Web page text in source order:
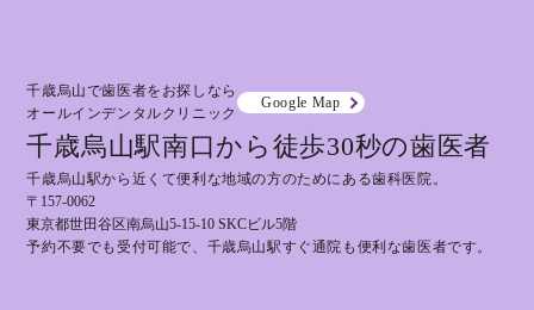
千歳烏山で歯医者をお探しなら
オールインデンタルクリニック
Google Map
千歳烏山駅南口から徒歩30秒の歯医者
千歳烏山駅から近くて便利な地域の方のためにある歯科医院。
〒157-0062
東京都世田谷区南烏山5-15-10 SKCビル5階
予約不要でも受付可能で、千歳烏山駅すぐ通院も便利な歯医者です。